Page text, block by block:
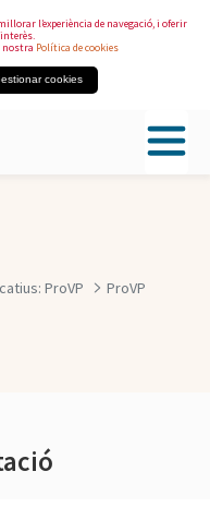
l’experiència de navegació, i oferir
nostra Política de cookies
cookies
ProVP ProVP